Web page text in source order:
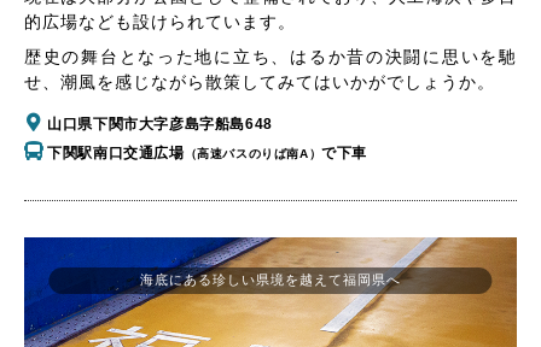
的広場なども設けられています。
歴史の舞台となった地に立ち、はるか昔の決闘に思いを馳
せ、潮風を感じながら散策してみてはいかがでしょうか。
山口県下関市大字彦島字船島648
下関駅南口交通広場 （高速バスのりば南A）で下車
海底にある珍しい県境を越えて福岡県へ